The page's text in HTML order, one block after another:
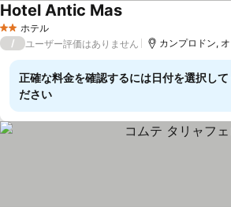
2 ホテルのランク
ホテル
Hotel Antic Mas料金を表示
/ ユーザー評価はありません カンプロドン,
正確な料金を確認するには日付を選択して
ださい